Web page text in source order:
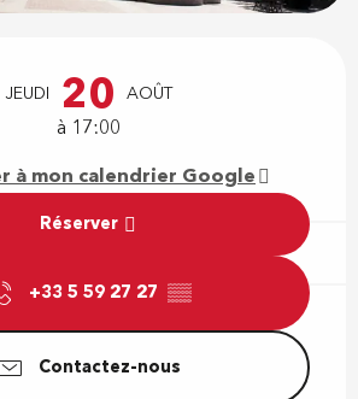
JEUDI 20 AOÛT
à 17:00
à mon calendrier Google
Réserver
+33 5 59 27 27 ▒▒
Contactez-nous